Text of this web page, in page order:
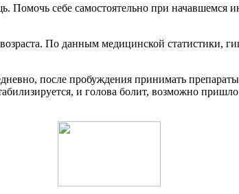
себе самостоятельно при начавшемся
По данным медицинской статистики,
после пробуждения принимать
и голова болит, возможно